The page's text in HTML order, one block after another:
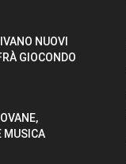
NUOVI
GIOCONDO
MUSICA